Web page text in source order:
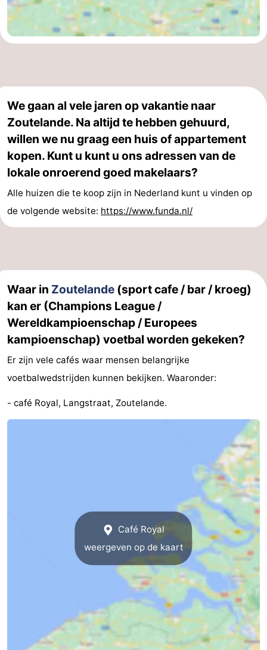
We gaan al vele jaren op vakantie naar
Zoutelande. Na altijd te hebben gehuurd,
willen we nu graag een huis of appartement
kopen. Kunt u kunt u ons adressen van de
lokale onroerend goed makelaars?
Alle huizen die te koop zijn in Nederland kunt u vinden op
de volgende website: https://www.funda.nl/
Waar in Zoutelande (sport cafe / bar / kroeg)
kan er (Champions League /
Wereldkampioenschap / Europees
kampioenschap) voetbal worden gekeken?
Er zijn vele cafés waar mensen belangrijke
voetbalwedstrijden kunnen bekijken. Waaronder:
- café Royal, Langstraat, Zoutelande.
Café Royal
weergeven op de kaart